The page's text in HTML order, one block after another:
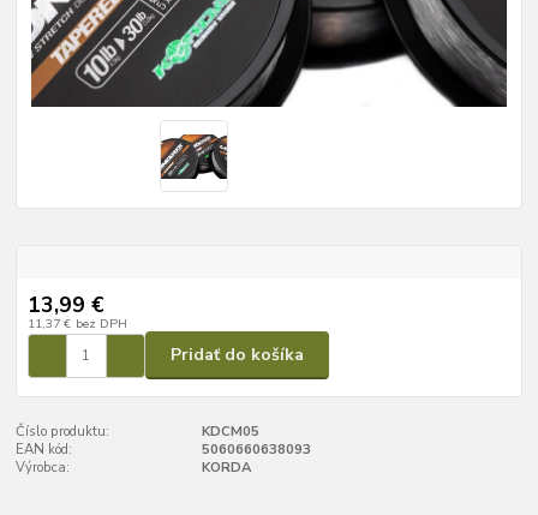
13,99 €
11,37 € bez DPH
Pridať do košíka
Číslo produktu:
KDCM05
EAN kód:
5060660638093
Výrobca:
KORDA